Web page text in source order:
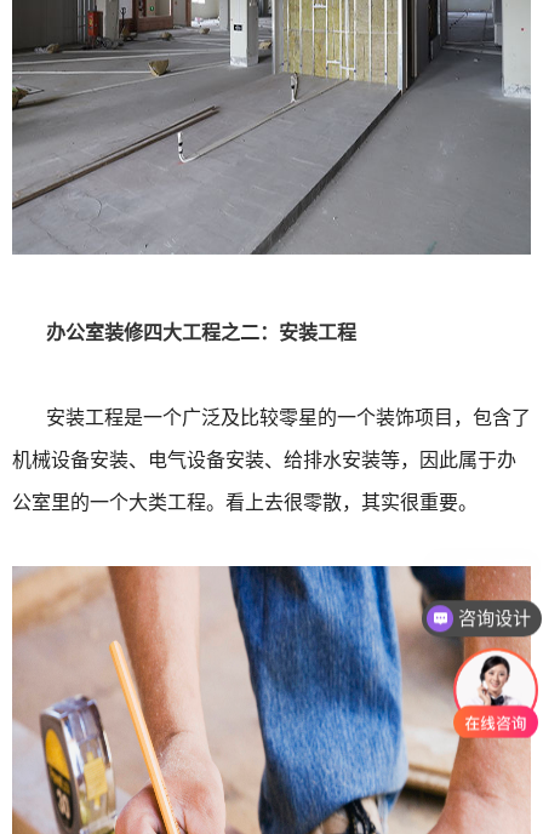
办公室装修四大工程之二：安装工程
安装工程是一个广泛及比较零星的一个装饰项目，包含了
机械设备安装、电气设备安装、给排水安装等，因此属于办
公室里的一个大类工程。看上去很零散，其实很重要。
咨询设计